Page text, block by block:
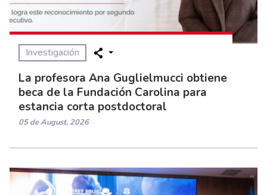
Investigación
La profesora Ana Guglielmucci obtiene
beca de la Fundación Carolina para
estancia corta postdoctoral
05 de August, 2026